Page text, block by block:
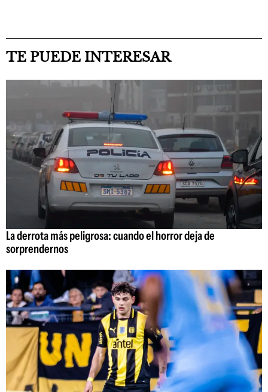
TE PUEDE INTERESAR
La derrota más peligrosa: cuando el horror deja de
sorprendernos